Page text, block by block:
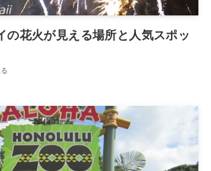
の花火が見える場所と人気スポッ